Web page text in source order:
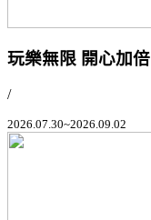
玩樂無限 開心加倍
/
2026.07.30~2026.09.02